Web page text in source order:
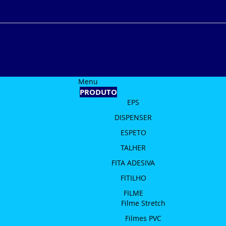
Menu
PRODUTO
EPS
DISPENSER
ESPETO
TALHER
FITA ADESIVA
FITILHO
FILME
Filme Stretch
Filmes PVC